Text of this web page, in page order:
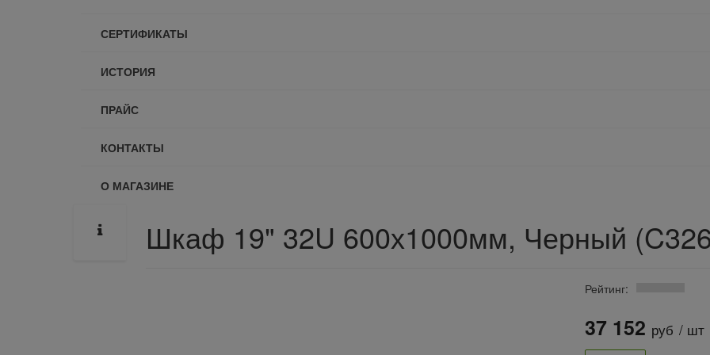
СЕРТИФИКАТЫ
ИСТОРИЯ
ПРАЙС
КОНТАКТЫ
О МАГАЗИНЕ
Шкаф 19" 32U 600х1000мм, Черный
Рейтинг:
37 152 руб / шт